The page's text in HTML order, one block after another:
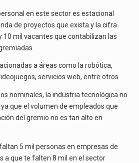
en este sector es estacional
de proyectos que exista y la cifra
10 mil vacantes que contabilizan las
a áreas como la robótica,
servicios web, entre otros.
nominales, la industria tecnológica no
que el volumen de empleados que
del gremio no es tan alto en
5 mil personas en empresas de
a que te falten 8 mil en el sector